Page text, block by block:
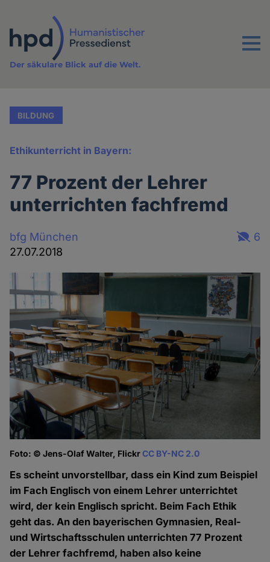
Inhalt
Menu
Der säkulare Blick auf die Welt.
BILDUNG
Ethikunterricht in Bayern:
77 Prozent der Lehrer
unterrichten fachfremd
bfg München
27.07.2018
6
Foto: © Jens-Olaf Walter, FlickrCC BY-NC 2.0
Es scheint unvorstellbar, dass ein Kind zum Beispiel
im Fach Englisch von einem Lehrer unterrichtet
wird, der kein Englisch spricht. Beim Fach Ethik
geht das. An den bayerischen Gymnasien, Real-
und Wirtschaftsschulen unterrichten 77 Prozent
der Lehrer fachfremd, haben also keine